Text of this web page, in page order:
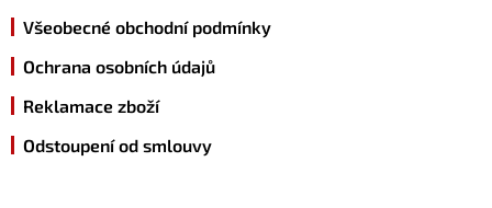
Všeobecné obchodní podmínky
Ochrana osobních údajů
Reklamace zboží
Odstoupení od smlouvy